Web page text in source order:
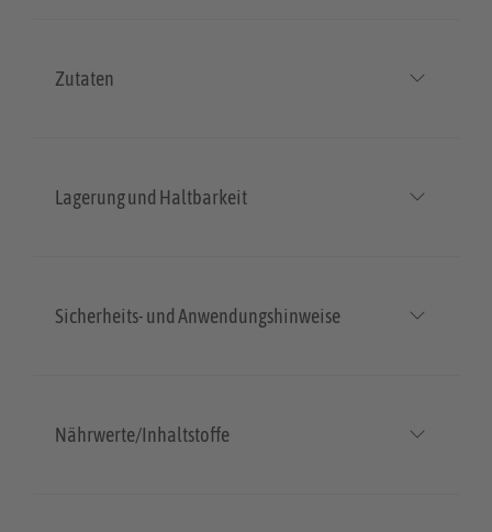
Zutaten
Lagerung und Haltbarkeit
Sicherheits- und Anwendungshinweise
Nährwerte/Inhaltstoffe